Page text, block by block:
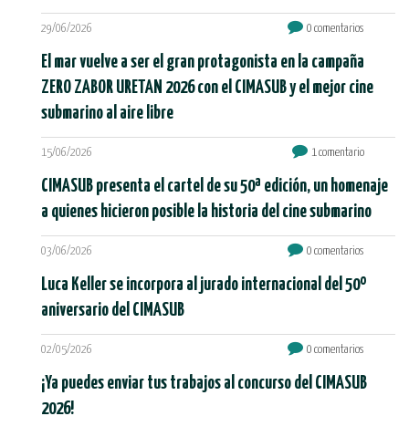
29/06/2026 0 comentarios
El mar vuelve a ser el gran protagonista en la campaña
ZERO ZABOR URETAN 2026 con el CIMASUB y el mejor cine
submarino al aire libre
15/06/2026 1 comentario
CIMASUB presenta el cartel de su 50ª edición, un homenaje
a quienes hicieron posible la historia del cine submarino
03/06/2026 0 comentarios
Luca Keller se incorpora al jurado internacional del 50º
aniversario del CIMASUB
02/05/2026 0 comentarios
¡Ya puedes enviar tus trabajos al concurso del CIMASUB
2026!